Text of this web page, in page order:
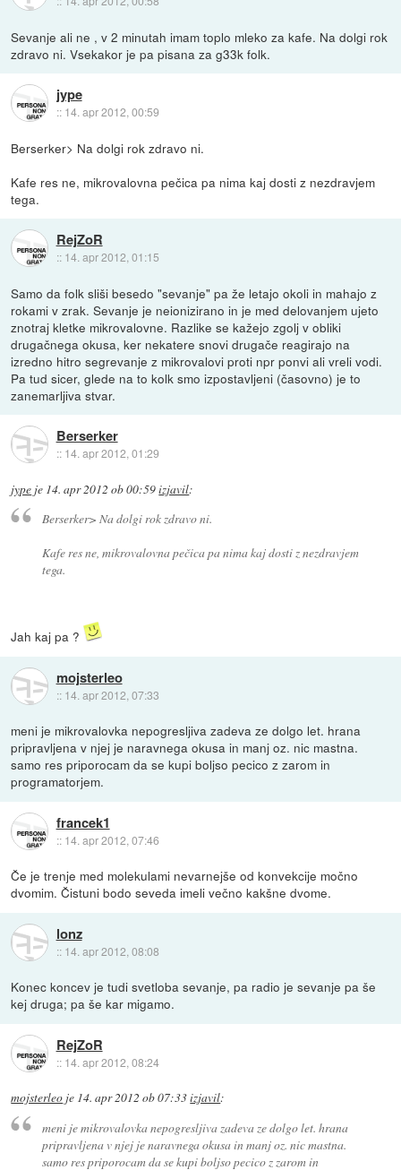
Sevanje ali ne , v 2 minutah imam toplo mleko za kafe. Na dolgi rok
zdravo ni. Vsekakor je pa pisana za g33k folk.
jype
:: 14. apr 2012, 00:59
Berserker> Na dolgi rok zdravo ni.
Kafe res ne, mikrovalovna pečica pa nima kaj dosti z nezdravjem
tega.
RejZoR
:: 14. apr 2012, 01:15
Samo da folk sliši besedo "sevanje" pa že letajo okoli in mahajo z
rokami v zrak. Sevanje je neionizirano in je med delovanjem ujeto
znotraj kletke mikrovalovne. Razlike se kažejo zgolj v obliki
drugačnega okusa, ker nekatere snovi drugače reagirajo na
izredno hitro segrevanje z mikrovalovi proti npr ponvi ali vreli vodi.
Pa tud sicer, glede na to kolk smo izpostavljeni (časovno) je to
zanemarljiva stvar.
Berserker
:: 14. apr 2012, 01:29
jype je 14. apr 2012 ob 00:59izjavil:
Berserker> Na dolgi rok zdravo ni.
Kafe res ne, mikrovalovna pečica pa nima kaj dosti z nezdravjem
tega.
Jah kaj pa ?
mojsterleo
:: 14. apr 2012, 07:33
meni je mikrovalovka nepogresljiva zadeva ze dolgo let. hrana
pripravljena v njej je naravnega okusa in manj oz. nic mastna.
samo res priporocam da se kupi boljso pecico z zarom in
programatorjem.
francek1
:: 14. apr 2012, 07:46
Če je trenje med molekulami nevarnejše od konvekcije močno
dvomim. Čistuni bodo seveda imeli večno kakšne dvome.
lonz
:: 14. apr 2012, 08:08
Konec koncev je tudi svetloba sevanje, pa radio je sevanje pa še
kej druga; pa še kar migamo.
RejZoR
:: 14. apr 2012, 08:24
mojsterleo je 14. apr 2012 ob 07:33izjavil:
meni je mikrovalovka nepogresljiva zadeva ze dolgo let. hrana
pripravljena v njej je naravnega okusa in manj oz. nic mastna.
samo res priporocam da se kupi boljso pecico z zarom in